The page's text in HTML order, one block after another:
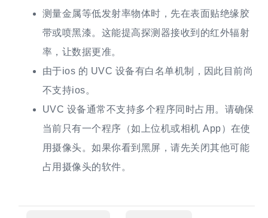
测量金属等低发射率物体时，先在表面贴绝缘胶
带或喷黑漆。这能提高探测器接收到的红外辐射
率，让数据更准。
由于ios 的 UVC 设备有白名单机制，因此目前尚
不支持ios。
UVC 设备通常不支持多个程序同时占用。请确保
当前只有一个程序（如上位机或相机 App）在使
用摄像头。如果你看到黑屏，请先关闭其他可能
占用摄像头的软件。